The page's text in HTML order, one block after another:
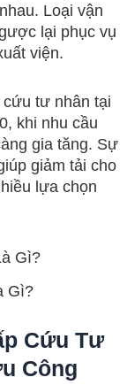
Loại vận
lại phục vụ
viện.
tư nhân tại
khi nhu cầu
gia tăng. Sự
giảm tải cho
lựa chọn
Gì?
Cứu Tư
Công